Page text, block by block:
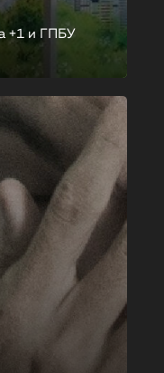
+1 и ГПБУ